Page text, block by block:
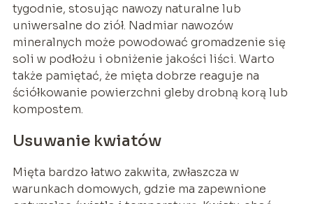
tygodnie, stosując nawozy naturalne lub
uniwersalne do ziół. Nadmiar nawozów
mineralnych może powodować gromadzenie się
soli w podłożu i obniżenie jakości liści. Warto
także pamiętać, że mięta dobrze reaguje na
ściółkowanie powierzchni gleby drobną korą lub
kompostem.
Usuwanie kwiatów
Mięta bardzo łatwo zakwita, zwłaszcza w
warunkach domowych, gdzie ma zapewnione